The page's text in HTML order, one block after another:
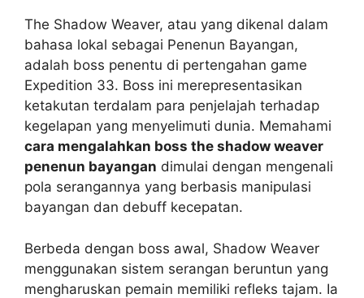
The Shadow Weaver, atau yang dikenal dalam
bahasa lokal sebagai Penenun Bayangan,
adalah boss penentu di pertengahan game
Expedition 33. Boss ini merepresentasikan
ketakutan terdalam para penjelajah terhadap
kegelapan yang menyelimuti dunia. Memahami
cara mengalahkan boss the shadow weaver
penenun bayangan dimulai dengan mengenali
pola serangannya yang berbasis manipulasi
bayangan dan debuff kecepatan.
Berbeda dengan boss awal, Shadow Weaver
menggunakan sistem serangan beruntun yang
mengharuskan pemain memiliki refleks tajam. Ia